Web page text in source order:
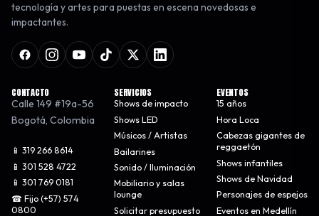
tecnología y artes para puestas en escena novedosas e
impactantes.
CONTACTO
Calle 149 #19a-56
Bogotá, Colombia
📱 319 266 8614
📱 301 528 4722
📱 301 769 0181
☎ Fijo (+57) 574
0800
SERVICIOS
Shows de impacto
Shows LED
Músicos / Artistas
Bailarines
Sonido / Iluminación
Mobiliario y salas
lounge
Solicitar presupuesto
EVENTOS
15 años
Hora Loca
Cabezas gigantes de
reggaetón
Shows infantiles
Shows de Navidad
Personajes de espejos
Eventos en Medellín